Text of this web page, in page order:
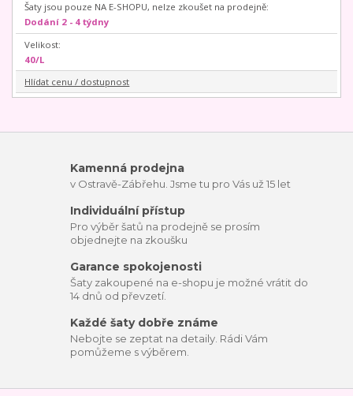
Šaty jsou pouze NA E-SHOPU, nelze zkoušet na prodejně:
Dodání 2 - 4 týdny
Velikost:
40/L
Hlídat cenu / dostupnost
Kamenná prodejna
v Ostravě-Zábřehu. Jsme tu pro Vás už 15 let
Individuální přístup
Pro výběr šatů na prodejně se prosím
objednejte na zkoušku
Garance spokojenosti
Šaty zakoupené na e-shopu je možné vrátit do
14 dnů od převzetí.
Každé šaty dobře známe
Nebojte se zeptat na detaily. Rádi Vám
pomůžeme s výběrem.